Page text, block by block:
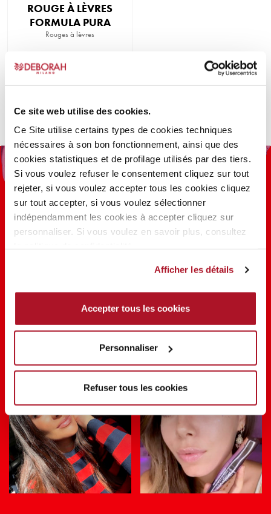
Ce site web utilise des cookies.
Ce Site utilise certains types de cookies techniques
nécessaires à son bon fonctionnement, ainsi que des
cookies statistiques et de profilage utilisés par des tiers.
Si vous voulez refuser le consentement cliquez sur tout
rejeter, si vous voulez accepter tous les cookies cliquez
sur tout accepter, si vous voulez sélectionner
indépendamment les cookies à accepter cliquez sur
personnaliser. Si vous voulez en savoir plus, consultez
Afficher les détails
Accepter tous les cookies
Personnaliser
Refuser tous les cookies
ROUGE À LÈVRES
FORMULA PURA
Rouges à lèvres
EN SAVOIR PLUS
a
plusieurs
variations.
Les
options
peuvent
être
choisies
sur
100 ANS D’INNOVATION, DE
RECHERCHE, DE COULEUR
EN SAVOIR PLUS
PARTAGER LA BEAUTÉ #EVERYDAYDIVA